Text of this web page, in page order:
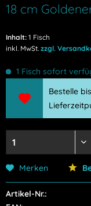
18 cm
Inhalt: 1 Fisch
inkl. MwSt. zzgl.
1 Fisch sofort
Bestelle
Merken
Artikel-Nr.: